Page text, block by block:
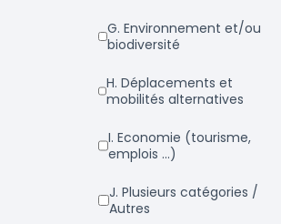
g. Environnement et/ou
biodiversité
h. Déplacements et
mobilités alternatives
i. Economie (tourisme,
emplois ...)
j. Plusieurs catégories /
Autres